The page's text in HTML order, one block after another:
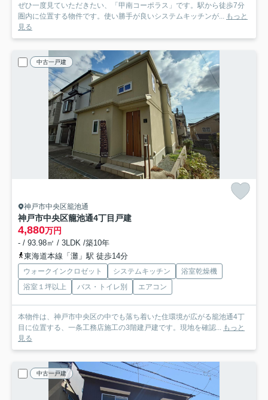
ぜひ一度見ていただきたい、「甲南コーポラス」です。駅から徒歩7分
圏内に位置する物件です。使い勝手が良いシステムキッチンが...
もっと
見る
中古一戸建
神戸市中央区籠池通
神戸市中央区籠池通4丁目戸建
4,880万円
- / 93.98㎡ / 3LDK /築10年
東海道本線「灘」駅 徒歩14分
ウォークインクロゼット システムキッチン
浴室乾燥機
浴室１坪以上
バス・トイレ別 エアコン
本物件は、神戸市中央区の中でも落ち着いた住環境が広がる籠池通4丁
目に位置する、一条工務店施工の3階建戸建です。現地を確認...
もっと
見る
中古一戸建